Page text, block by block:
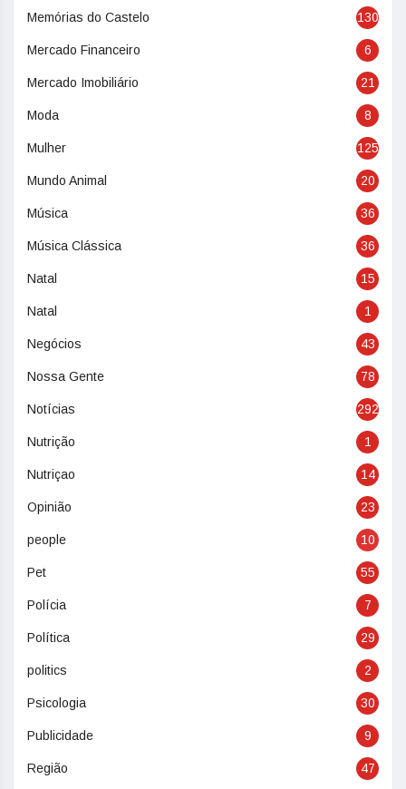
Memórias do Castelo 130
Mercado Financeiro 6
Mercado Imobiliário 21
Moda 8
Mulher 125
Mundo Animal 20
Música 36
Música Clássica 36
Natal 15
Natal 1
Negócios 43
Nossa Gente 78
Notícias 292
Nutrição 1
Nutriçao 14
Opinião 23
people 10
Pet 55
Polícia 7
Política 29
politics 2
Psicologia 30
Publicidade 9
Região 47